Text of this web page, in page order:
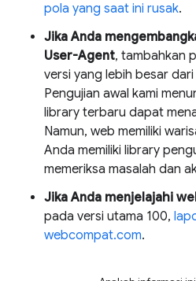
pola yang saat ini rusak.
Jika Anda
User-Agent, tambahkan
versi yang lebih besar
Pengujian awal kami
library terbaru dapat
Namun, web memiliki
Anda memiliki library
memeriksa masalah dan
Jika Anda menjelajahi
pada versi utama 100,
webcompat.com.